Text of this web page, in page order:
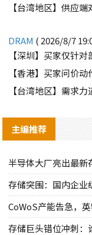
DRAM ( 2026/8/7
【台湾地区】需求
主编推荐
半导体大厂亮出最
存储突围：国内企业
CoWoS产能告急，
存储巨头错位冲刺：